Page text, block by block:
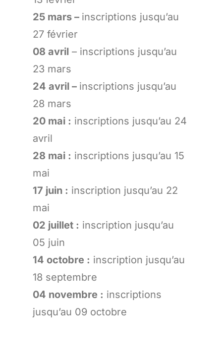
25 mars – inscriptions jusqu’au
27 février
08 avril – inscriptions jusqu’au
23 mars
24 avril – inscriptions jusqu’au
28 mars
20 mai : inscriptions jusqu’au 24
avril
28 mai : inscriptions jusqu’au 15
mai
17 juin : inscription jusqu’au 22
mai
02 juillet : inscription jusqu’au
05 juin
14 octobre : inscription jusqu’au
18 septembre
04 novembre : inscriptions
jusqu’au 09 octobre